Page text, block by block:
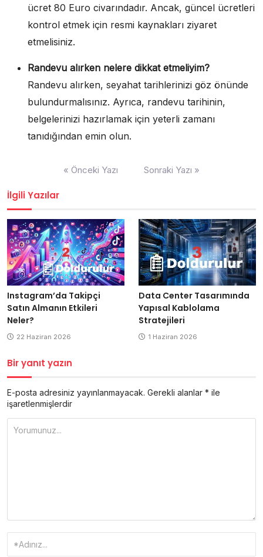
ücret 80 Euro civarındadır. Ancak, güncel ücretleri
kontrol etmek için resmi kaynakları ziyaret
etmelisiniz.
Randevu alırken nelere dikkat etmeliyim?
Randevu alırken, seyahat tarihlerinizi göz önünde
bulundurmalısınız. Ayrıca, randevu tarihinin,
belgelerinizi hazırlamak için yeterli zamanı
tanıdığından emin olun.
« Önceki Yazı Sonraki Yazı »
İlgili Yazılar
Instagram’da Takipçi
Satın Almanın Etkileri
Neler?
22 Haziran 2026
Data Center Tasarımında
Yapısal Kablolama
Stratejileri
1 Haziran 2026
Bir yanıt yazın
E-posta adresiniz yayınlanmayacak. Gerekli alanlar * ile
işaretlenmişlerdir